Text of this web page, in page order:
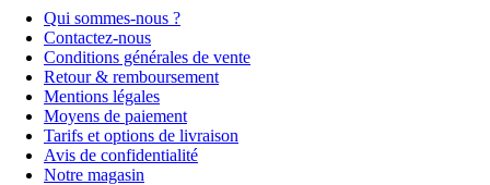
Qui sommes-nous ?
Contactez-nous
Conditions générales de vente
Retour & remboursement
Mentions légales
Moyens de paiement
Tarifs et options de livraison
Avis de confidentialité
Notre magasin